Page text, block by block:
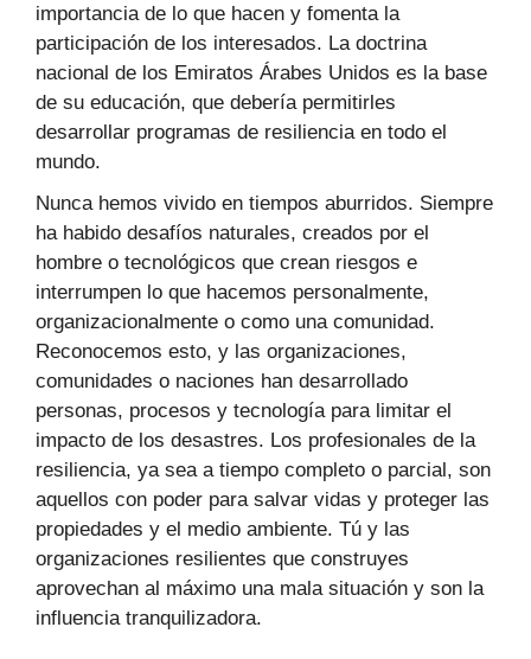
importancia de lo que hacen y fomenta la
participación de los interesados. La doctrina
nacional de los Emiratos Árabes Unidos es la base
de su educación, que debería permitirles
desarrollar programas de resiliencia en todo el
mundo.
Nunca hemos vivido en tiempos aburridos. Siempre
ha habido desafíos naturales, creados por el
hombre o tecnológicos que crean riesgos e
interrumpen lo que hacemos personalmente,
organizacionalmente o como una comunidad.
Reconocemos esto, y las organizaciones,
comunidades o naciones han desarrollado
personas, procesos y tecnología para limitar el
impacto de los desastres. Los profesionales de la
resiliencia, ya sea a tiempo completo o parcial, son
aquellos con poder para salvar vidas y proteger las
propiedades y el medio ambiente. Tú y las
organizaciones resilientes que construyes
aprovechan al máximo una mala situación y son la
influencia tranquilizadora.